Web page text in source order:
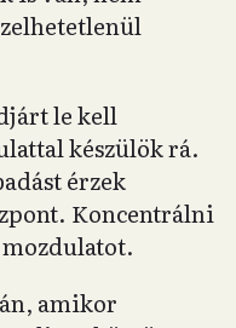
le kell
készülök rá.
érzek
Koncentrálni
amikor